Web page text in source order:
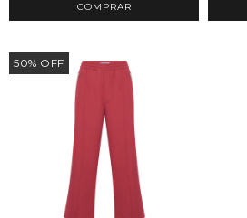
COMPRAR
50% OFF